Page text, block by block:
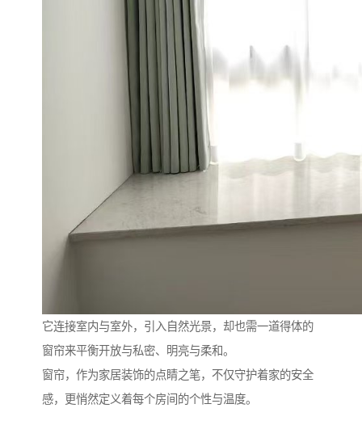
它连接室内与室外，引入自然光景，却也需一道得体的
窗帘来平衡开放与私密、明亮与柔和。
窗帘，作为家居装饰的点睛之笔，不仅守护着家的安全
感，更悄然定义着每个房间的个性与温度。